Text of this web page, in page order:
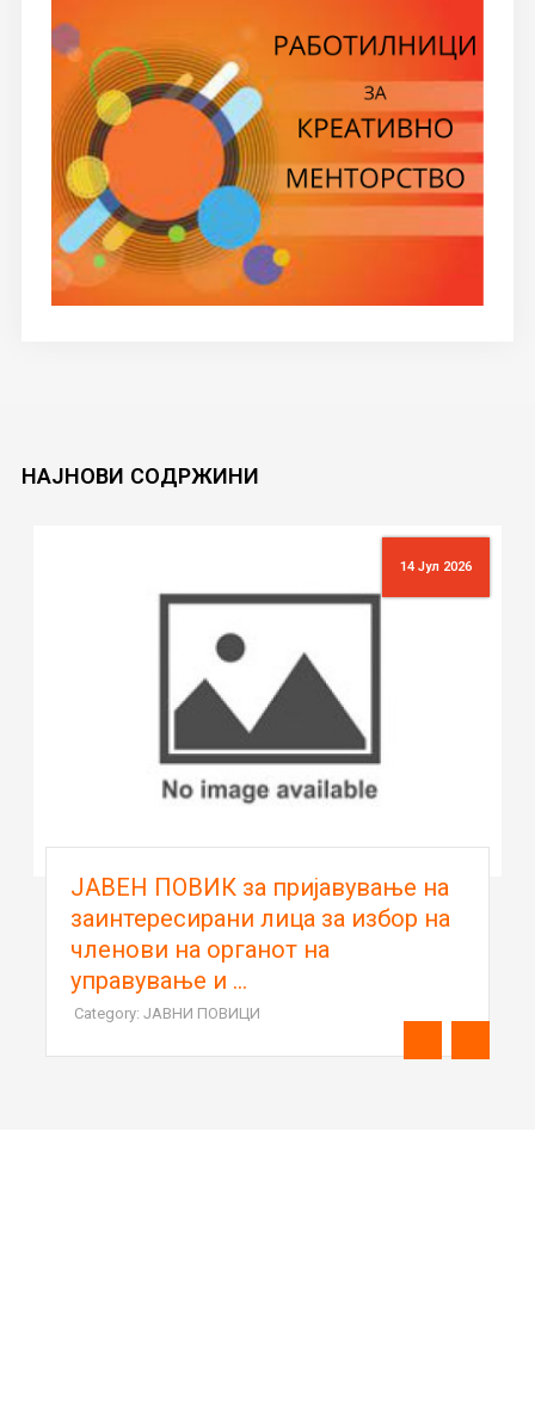
НАЈНОВИ СОДРЖИНИ
14 Јул 2026
ЈАВЕН ПОВИК за пријавување на
заинтересирани лица за избор на
членови на органот на
управување и ...
Category: ЈАВНИ ПОВИЦИ